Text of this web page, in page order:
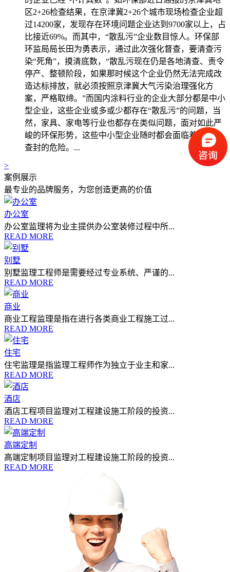
区2+26检查结果，在京津冀2+26个城市现场检查企业超
过14200家，发现存在环境问题企业达到9700家以上，占
比接近69%。而其中，“散乱污”企业数目惊人。环保部
环监局局长田为勇表示，通过此次强化督查，要清查污
染“死角”，摸清底数，“散乱污现在仍是各地清查、责令
停产、整顿阶段，如果那时候这个企业仍然无法完成改
造达标排放，就必须按照京津冀大气污染治理强化方
案，严格取缔。”而国内涂料行业的企业大部分都是中小
型企业，这些企业或多或少都存在“散乱污”的问题，当
然，家具、家电等行业也都存在类似问题，面对如此严
峻的环保形势，这些中小型企业随时都会面临着关停、
查封的危险。...
>
案例展示
最专业的品牌服务，为您创造更高的价值
办公室
办公室监理将为业主提供办公室装修过程中所...
READ MORE
别墅
别墅监理工程师是需要经过专业系统、严谨的...
READ MORE
商业
商业工程监理是指在进行各类商业工程施工过...
READ MORE
住宅
住宅监理是指监理工程师作为独立于业主和家...
READ MORE
酒店
酒店工程项目监理对工程建设施工阶段的投资...
READ MORE
高端定制
高端定制项目监理对工程建设施工阶段的投资...
READ MORE